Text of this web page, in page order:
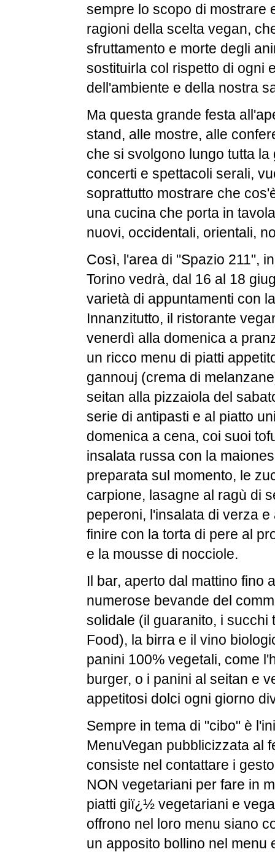
sempre lo scopo di mostrare
ragioni della scelta vegan,
sfruttamento e morte degli
sostituirla col rispetto di ogni
dell'ambiente e della nostra
Ma questa grande festa
stand, alle mostre, alle
che si svolgono lungo tutta la
concerti e spettacoli serali,
soprattutto mostrare che
una cucina che porta in
nuovi, occidentali, orientali,
Così, l'area di "Spazio 211",
Torino vedrà, dal 16 al 18
varietà di appuntamenti con
Innanzitutto, il ristorante
venerdì alla domenica a
un ricco menu di piatti
gannouj (crema di
seitan alla pizzaiola del
serie di antipasti e al piatto
domenica a cena, coi suoi
insalata russa con la
preparata sul momento, le
carpione, lasagne al ragù di
peperoni, l'insalata di verza
finire con la torta di pere al
e la mousse di nocciole.
Il bar, aperto dal mattino fino
numerose bevande del
solidale (il guaranito, i succhi
Food), la birra e il vino
panini 100% vegetali, come
burger, o i panini al seitan e
appetitosi dolci ogni giorno
Sempre in tema di "cibo" è
MenuVegan pubblicizzata al
consiste nel contattare i
NON vegetariani per fare in
piatti giï¿½ vegetariani e
offrono nel loro menu siano
un apposito bollino nel menu